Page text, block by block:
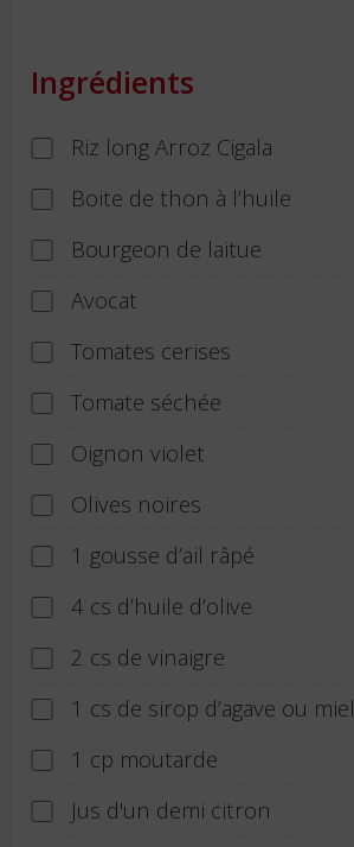
Ingrédients
Riz long Arroz Cigala
Boite de thon à l’huile
Bourgeon de laitue
Avocat
Tomates cerises
Tomate séchée
Oignon violet
Olives noires
1 gousse d’ail râpé
4 cs d’huile d’olive
2 cs de vinaigre
1 cs de sirop d’agave ou miel
1 cp moutarde
Jus d'un demi citron